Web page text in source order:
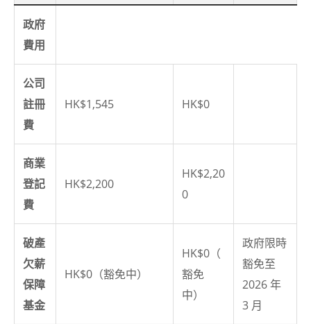
政府
費用
公司
註冊
費
HK$1,545 HK$0
商業
登記
費
HK$2,200
HK$2,20
0
破產
欠薪
保障
基金
HK$0（豁免中）
HK$0（
豁免
中）
政府限時
豁免至
2026 年
3 月